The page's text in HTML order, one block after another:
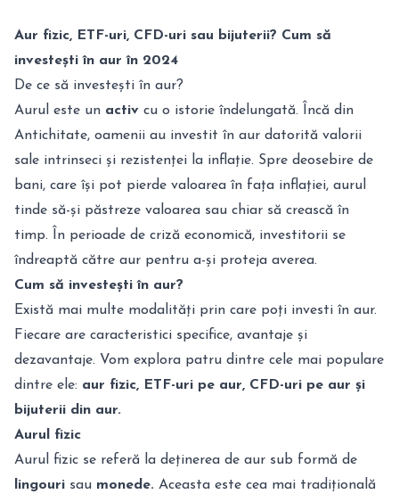
Aur fizic, ETF-uri, CFD-uri sau bijuterii? Cum să
investești în aur în 2024
De ce să investești în aur?
Aurul este un activ cu o istorie îndelungată. Încă din
Antichitate, oamenii au investit în aur datorită valorii
sale intrinseci și rezistenței la inflație. Spre deosebire de
bani, care își pot pierde valoarea în fața inflației, aurul
tinde să-și păstreze valoarea sau chiar să crească în
timp. În perioade de criză economică, investitorii se
îndreaptă către aur pentru a-și proteja averea.
Cum să investești în aur?
Există mai multe modalități prin care poți investi în aur.
Fiecare are caracteristici specifice, avantaje și
dezavantaje. Vom explora patru dintre cele mai populare
dintre ele: aur fizic, ETF-uri pe aur, CFD-uri pe aur și
bijuterii din aur.
Aurul fizic
Aurul fizic se referă la deținerea de aur sub formă de
lingouri sau monede. Aceasta este cea mai tradițională